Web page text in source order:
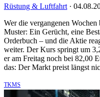
Rüstung & Luftfahrt ·
Wer die vergangenen
Muster: Ein Gerücht, eine
Orderbuch – und die Aktie
weiter. Der Kurs springt um
er am Freitag noch bei 82,00
das: Der Markt preist längst
TKMS